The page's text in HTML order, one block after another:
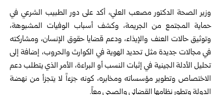
وزير الصحة الدكتور مصعب العلي، أكد على دور الطبيب الشرعي في
حماية المجتمع من الجريمة، وكشف أسباب الوفيات المشبوهة،
وتوثيق حالات العنف والإيذاء، ودعم قضايا حقوق الإنسان، ومشاركته
في مجالات جديدة مثل تحديد الهوية في الكوارث والحروب، إضافة إلى
تحليل الأدلة الجينية في إثبات النسب أو البراءة، الأمر الذي يتطلب دعم
الاختصاص وتطوير مؤسساته ومخابره، كونه جزءاً لا يتجزأ من نهضة
الدولة وتطور نظامها القضائي والصحي معاً.